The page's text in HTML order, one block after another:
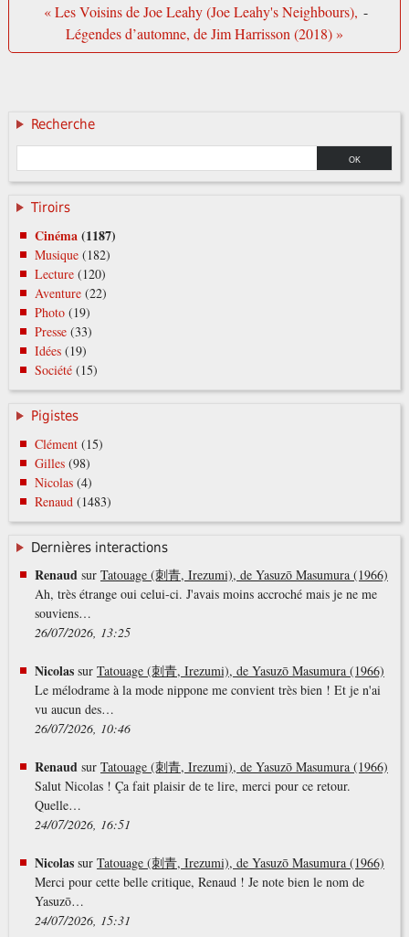
« Les Voisins de Joe Leahy (Joe Leahy's Neighbours), -
Légendes d’automne, de Jim Harrisson (2018) »
Recherche
Tiroirs
Cinéma(1187)
Musique (182)
Lecture (120)
Aventure (22)
Photo (19)
Presse (33)
Idées (19)
Société (15)
Pigistes
Clément(15)
Gilles(98)
Nicolas(4)
Renaud (1483)
Dernières interactions
Renaudsur Tatouage (刺青, Irezumi), de Yasuzō Masumura (1966)
Ah, très étrange oui celui-ci. J'avais moins accroché mais je ne me
souviens…
26/07/2026, 13:25
Nicolassur Tatouage (刺青, Irezumi), de Yasuzō Masumura (1966)
Le mélodrame à la mode nippone me convient très bien ! Et je n'ai
vu aucun des…
26/07/2026, 10:46
Renaudsur Tatouage (刺青, Irezumi), de Yasuzō Masumura (1966)
Salut Nicolas ! Ça fait plaisir de te lire, merci pour ce retour.
Quelle…
24/07/2026, 16:51
Nicolassur Tatouage (刺青, Irezumi), de Yasuzō Masumura (1966)
Merci pour cette belle critique, Renaud ! Je note bien le nom de
Yasuzō…
24/07/2026, 15:31